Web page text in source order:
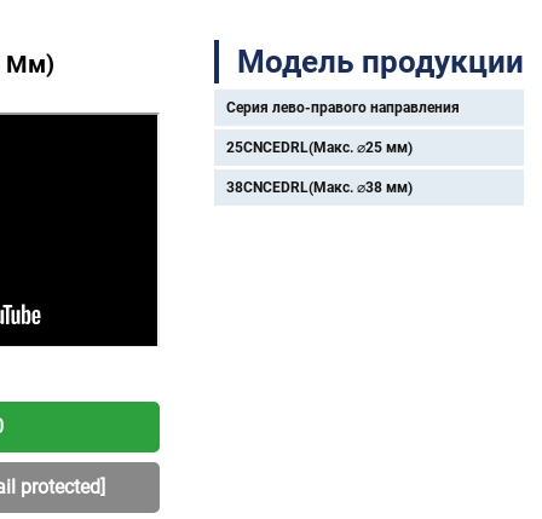
Мм)
protected]
Модель продукции
Серия лево-правого направления
25CNCEDRL(Макс. ⌀25 мм)
38CNCEDRL(Макс. ⌀38 мм)